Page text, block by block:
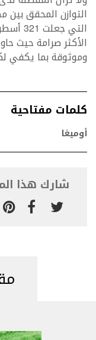
التوازن المحقق
التي
الأكثر صرامة حيث
وموثوقة بما يكفي
كلمات مفتاحية
أوميغا
شارك هذا